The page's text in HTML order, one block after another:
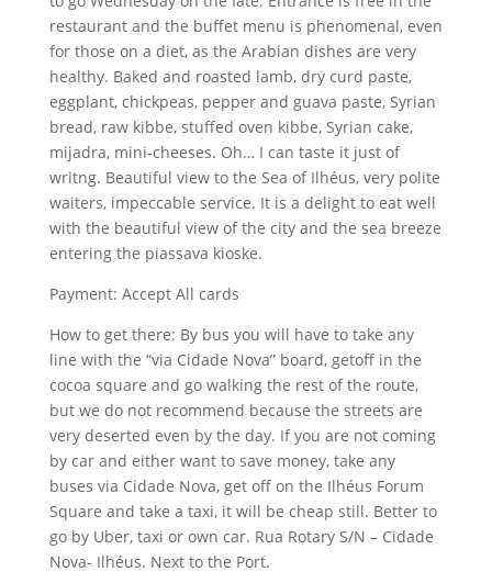
restaurant and the buffet menu is phenomenal, even
for those on a diet, as the Arabian dishes are very
healthy. Baked and roasted lamb, dry curd paste,
eggplant, chickpeas, pepper and guava paste, Syrian
bread, raw kibbe, stuffed oven kibbe, Syrian cake,
mijadra, mini-cheeses. Oh… I can taste it just of
writng. Beautiful view to the Sea of Ilhéus, very polite
waiters, impeccable service. It is a delight to eat well
with the beautiful view of the city and the sea breeze
entering the piassava kioske.
Payment: Accept All cards
How to get there: By bus you will have to take any
line with the “via Cidade Nova” board, getoff in the
cocoa square and go walking the rest of the route,
but we do not recommend because the streets are
very deserted even by the day. If you are not coming
by car and either want to save money, take any
buses via Cidade Nova, get off on the Ilhéus Forum
Square and take a taxi, it will be cheap still. Better to
go by Uber, taxi or own car. Rua Rotary S/N – Cidade
Nova- Ilhéus. Next to the Port.